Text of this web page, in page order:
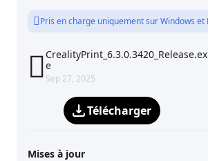
Pris en charge uniquement sur Windows et
 CrealityPrint_6.3.0.3420_Release.ex
e
Sep 27, 2025
Télécharger
Mises à jour